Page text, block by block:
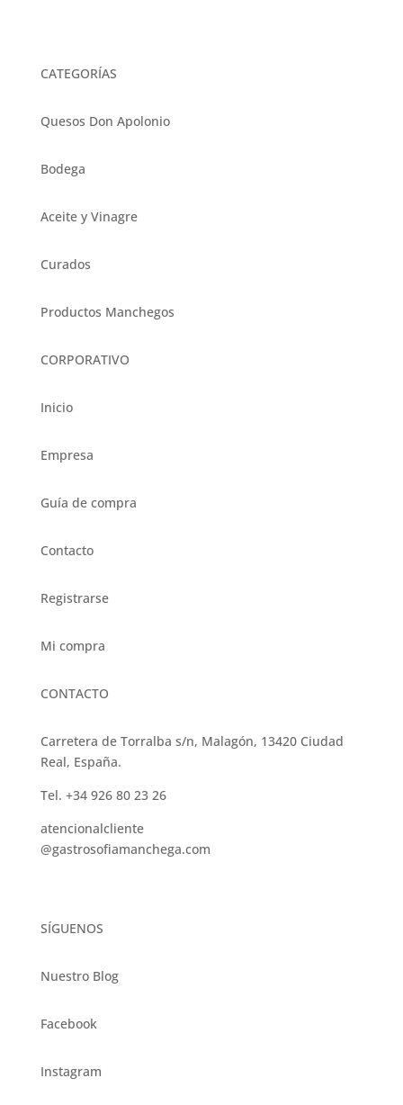
CATEGORÍAS
Quesos Don Apolonio
Bodega
Aceite y Vinagre
Curados
Productos Manchegos
CORPORATIVO
Inicio
Empresa
Guía de compra
Contacto
Registrarse
Mi compra
CONTACTO
Carretera de Torralba s/n, Malagón, 13420 Ciudad
Real, España.
Tel. +34 926 80 23 26
atencionalcliente
@gastrosofiamanchega.com
SÍGUENOS
Nuestro Blog
Facebook
Instagram